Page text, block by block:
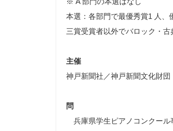
本選：各部門で最優秀賞1 人、
三賞受賞者以外でバロック・古
主催
神戸新聞社／神戸新聞文化財団
問
兵庫県学生ピアノコンクール